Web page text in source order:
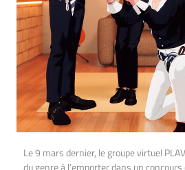
Le 9 mars dernier, le groupe virtuel